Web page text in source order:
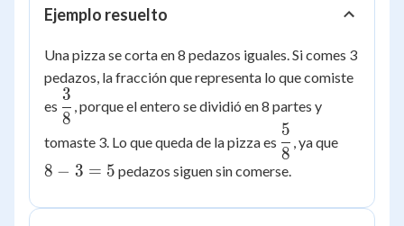
Ejemplo resuelto
Una pizza se corta en 8 pedazos iguales. Si comes 3
pedazos, la fracción que representa lo que comiste
es \dfrac{3}
{8}
8
3
, porque el entero se dividió en 8 partes y
tomaste 3. Lo que queda de la pizza es \dfrac{5}
{8}
8
5
, ya que
8 − 3 = 5 pedazos siguen sin comerse.